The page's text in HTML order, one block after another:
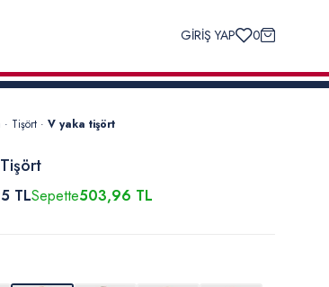
GİRİŞ YAP 0
· Tişört · V yaka tişört
TLSepette503,96 TL